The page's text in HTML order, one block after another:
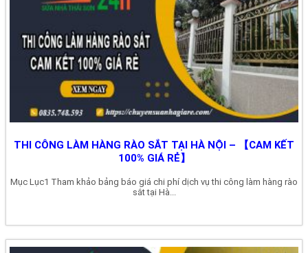
THI CÔNG LÀM HÀNG RÀO SẮT TẠI HÀ NỘI – 【CAM KẾT
100% GIÁ RẺ】
Mục Lục1 Tham khảo bảng báo giá chi phí dịch vụ thi công làm hàng rào
sắt tại Hà...